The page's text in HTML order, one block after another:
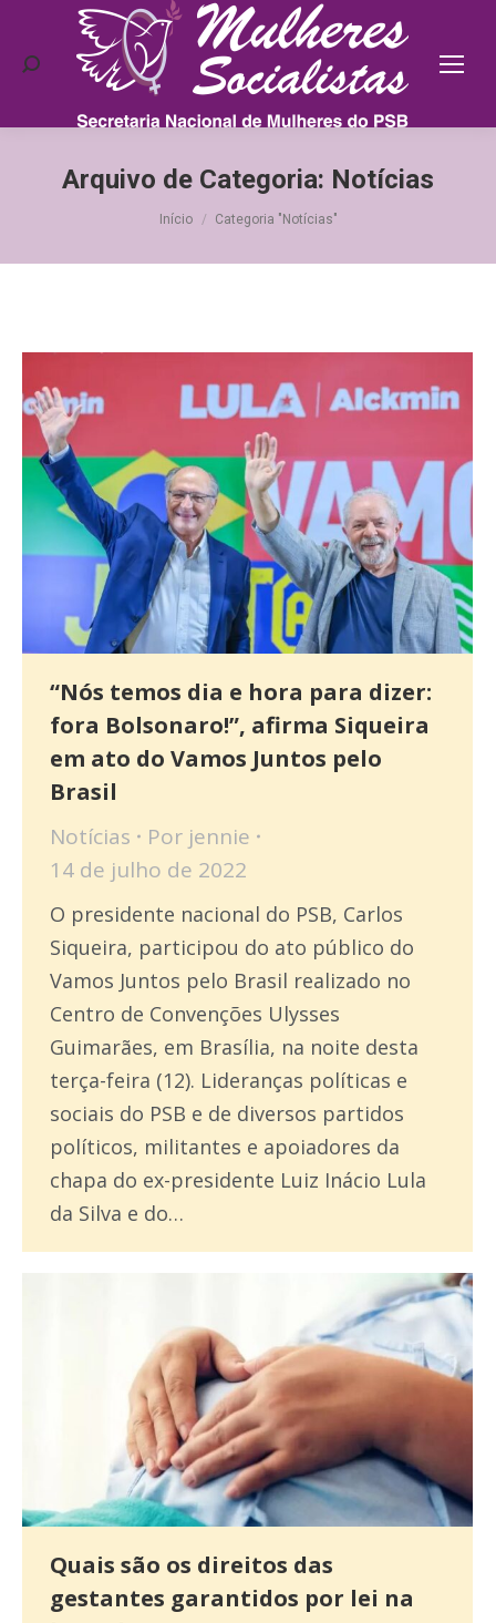
Search:
Arquivo de Categoria: Notícias
Você está aqui:
Início Categoria "Notícias"
“Nós temos dia e hora para dizer:
fora Bolsonaro!”, afirma Siqueira
em ato do Vamos Juntos pelo
Brasil
Notícias Por jennie
14 de julho de 2022
O presidente nacional do PSB, Carlos
Siqueira, participou do ato público do
Vamos Juntos pelo Brasil realizado no
Centro de Convenções Ulysses
Guimarães, em Brasília, na noite desta
terça-feira (12). Lideranças políticas e
sociais do PSB e de diversos partidos
políticos, militantes e apoiadores da
chapa do ex-presidente Luiz Inácio Lula
da Silva e do…
Quais são os direitos das
gestantes garantidos por lei na